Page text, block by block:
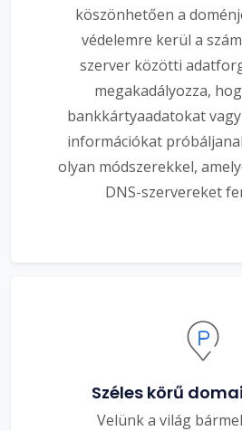
köszönhetően a
védelemre kerül a
szerver közötti
megakadályozza,
bankkártyaadatokat
információkat
olyan módszerekkel,
DNS-szervereket
Széles körű
Velünk a világ